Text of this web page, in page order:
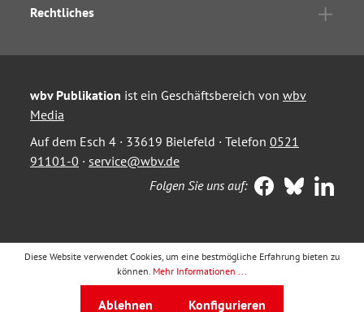
Rechtliches
wbv Publikation ist ein Geschäftsbereich von wbv
Media
Auf dem Esch 4 · 33619 Bielefeld · Telefon 0521
91101-0 · service@wbv.de
Folgen Sie uns auf:
Diese Website verwendet Cookies, um eine bestmögliche Erfahrung bieten zu
können. Mehr Informationen ...
Ablehnen Konfigurieren